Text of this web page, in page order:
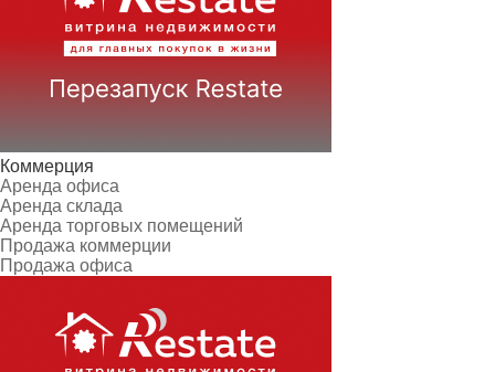
Коммерция
Аренда офиса
Аренда склада
Аренда торговых помещений
Продажа коммерции
Продажа офиса